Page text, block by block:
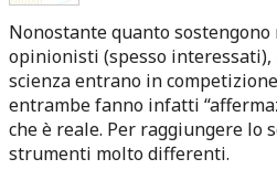
Nonostante quanto sostengono
opinionisti (spesso
scienza entrano in
entrambe fanno infatti
che è reale. Per raggiungere lo
strumenti molto differenti.